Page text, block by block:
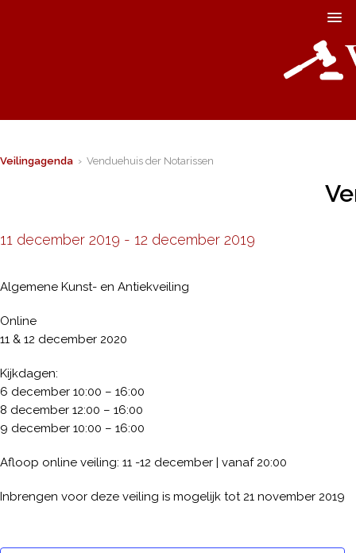
Veilingagenda › Venduehuis der Notarissen
11 december 2019 - 12 december 2019
Algemene Kunst- en Antiekveiling
Online
11 & 12 december 2020
Kijkdagen:
6 december 10:00 – 16:00
8 december 12:00 – 16:00
9 december 10:00 – 16:00
Afloop online veiling: 11 -12 december | vanaf 20:00
Inbrengen voor deze veiling is mogelijk tot 21 november 2019